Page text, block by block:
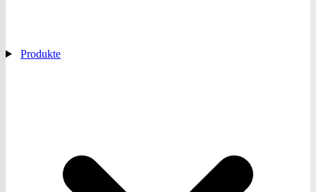
Produkte